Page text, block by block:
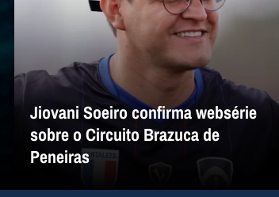
Jiovani Soeiro confirma websérie
sobre o Circuito Brazuca de
Peneiras